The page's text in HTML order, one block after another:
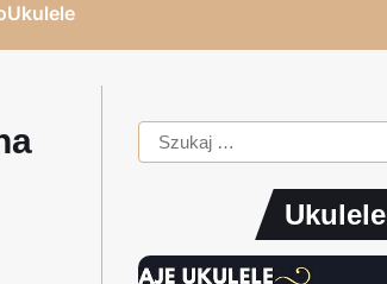
Ukulele
Ukulele